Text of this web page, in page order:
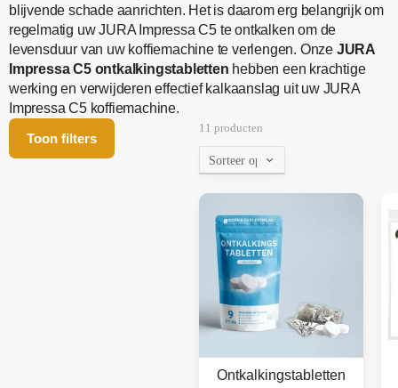
blijvende schade aanrichten. Het is daarom erg belangrijk om
regelmatig uw JURA Impressa C5 te ontkalken om de
levensduur van uw koffiemachine te verlengen. Onze JURA
Impressa C5 ontkalkingstabletten hebben een krachtige
werking en verwijderen effectief kalkaanslag uit uw JURA
Impressa C5 koffiemachine.
Toon filters
11 producten
Ontkalkingstabletten